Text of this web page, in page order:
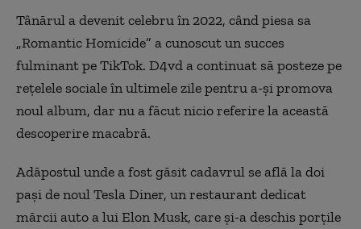
Tânărul a devenit celebru în 2022, când piesa sa
„Romantic Homicide” a cunoscut un succes
fulminant pe TikTok. D4vd a continuat să posteze pe
reţelele sociale în ultimele zile pentru a-şi promova
noul album, dar nu a făcut nicio referire la această
descoperire macabră.
Adăpostul unde a fost găsit cadavrul se află la doi
paşi de noul Tesla Diner, un restaurant dedicat
mărcii auto a lui Elon Musk, care şi-a deschis porţile